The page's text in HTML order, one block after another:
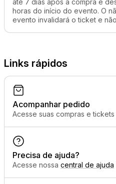
até 7 dias após a compra e
horas do início do evento. O
evento invalidará o ticket e
Links rápidos
Acompanhar pedido
Acesse suas compras e tickets
Precisa de ajuda?
Acesse nossa central de ajuda